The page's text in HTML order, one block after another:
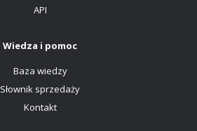
API
Wiedza i pomoc
Baza wiedzy
Słownik sprzedaży
Kontakt